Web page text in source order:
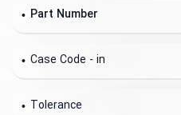
Part Number
Case Code - in
Tolerance